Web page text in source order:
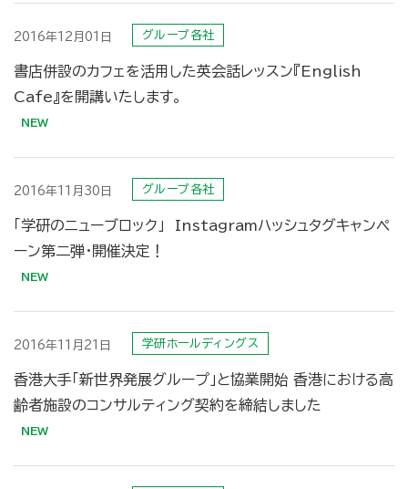
2016年12月01日 グループ各社
書店併設のカフェを活用した英会話レッスン『English
Cafe』を開講いたします。
2016年11月30日 グループ各社
「学研のニューブロック」 Instagramハッシュタグキャンペ
ーン第二弾・開催決定！
2016年11月21日 学研ホールディングス
香港大手「新世界発展グループ」と協業開始 香港における高
齢者施設のコンサルティング契約を締結しました